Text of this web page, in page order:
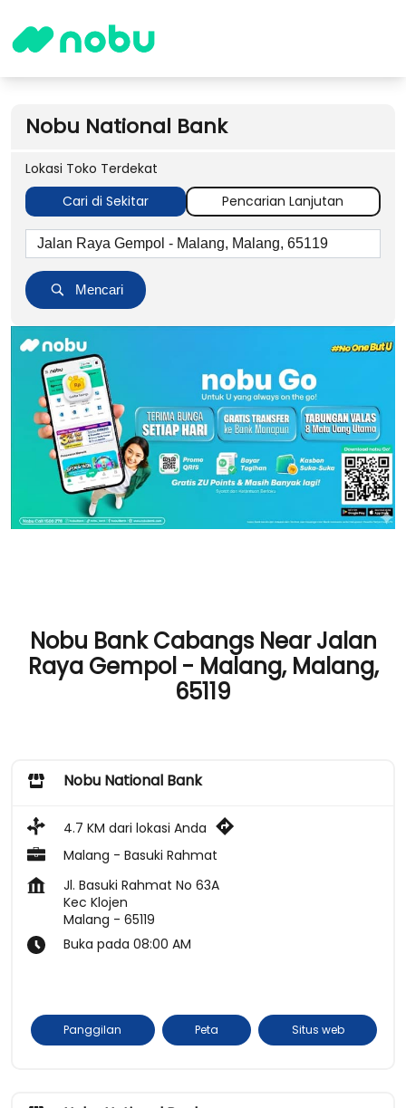
Nobu National Bank
Lokasi Toko Terdekat
Cari di Sekitar
Pencarian Lanjutan
Mencari
Nobu Bank Cabangs Near Jalan
Raya Gempol - Malang, Malang,
65119
Nobu National Bank
4.7 KM dari lokasi Anda
Malang - Basuki Rahmat
Jl. Basuki Rahmat No 63A
Kec Klojen
Malang - 65119
Buka pada 08:00 AM
Panggilan Peta Situs web